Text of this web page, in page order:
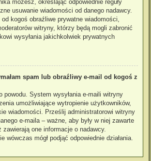
możesz, określając odpowiednie reguły
usuwanie wiadomości od danego nadawcy.
kogoś obraźliwe prywatne wiadomości,
witryny, którzy będą mogli zabronić
wysyłania jakichkolwiek prywatnych
spam lub obraźliwy e-mail od kogoś z
powodu. System wysyłania e-maili witryny
umożliwiające wytropienie użytkowników,
wiadomości. Prześlij administratorowi witryny
e-maila – ważne, aby były w niej zawarte
zawierają one informacje o nadawcy.
wówczas mógł podjąć odpowiednie działania.